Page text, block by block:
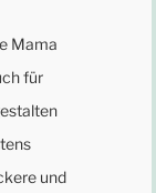
Mama
für
und